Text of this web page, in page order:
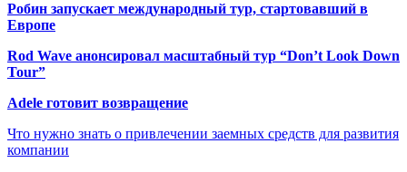
Робин запускает международный тур, стартовавший в
Европе
Rod Wave анонсировал масштабный тур “Don’t Look Down
Tour”
Adele готовит возвращение
Что нужно знать о привлечении заемных средств для развития
компании